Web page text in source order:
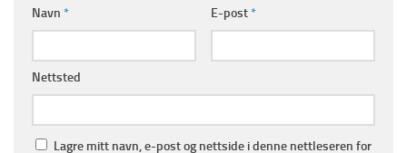
Navn * E-post*
Nettsted
Lagre mitt navn, e-post og nettside i denne nettleseren for